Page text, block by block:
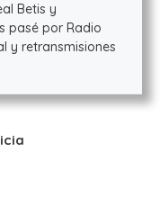
Betis y
pasé por Radio
y retransmisiones